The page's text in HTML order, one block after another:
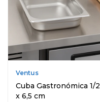
Ventus
Cuba Gastronómica 1/2
x 6,5 cm